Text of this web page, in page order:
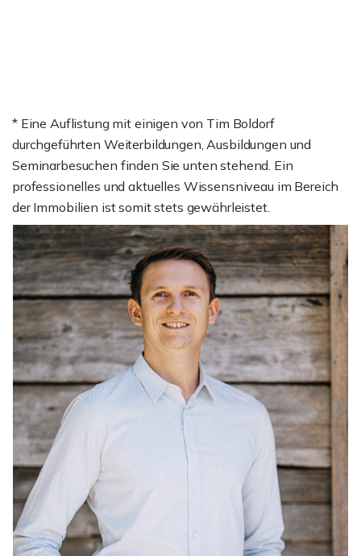
* Eine Auflistung mit einigen von Tim Boldorf
durchgeführten Weiterbildungen, Ausbildungen und
Seminarbesuchen finden Sie unten stehend. Ein
professionelles und aktuelles Wissensniveau im Bereich
der Immobilien ist somit stets gewährleistet.